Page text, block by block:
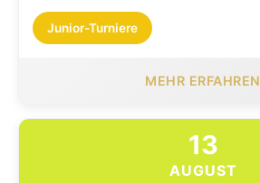
Junior-Turniere
MEHR ERFAHREN
13
AUGUST